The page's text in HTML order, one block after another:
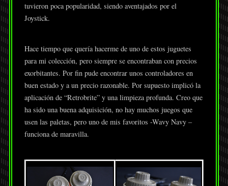
tuvieron poca popularidad, siendo aventajados por el
Joystick.
Hace tiempo que quería hacerme de uno de estos juguetes
para mi colección, pero siempre se encontraban con precios
exorbitantes. Por fin pude encontrar unos controladores en
buen estado y a un precio razonable. Por supuesto implicó la
aplicación de “Retrobrite” y una limpieza profunda. Creo que
ha sido una buena adquisición, no hay muchos juegos que
usen las paletas, pero uno de mis favoritos -Wavy Navy –
funciona de maravilla.